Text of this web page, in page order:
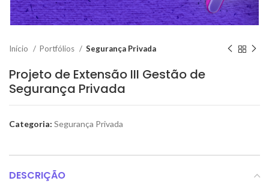
Início Portfólios Segurança Privada
Projeto de Extensão III Gestão de
Segurança Privada
Categoria: Segurança Privada
DESCRIÇÃO